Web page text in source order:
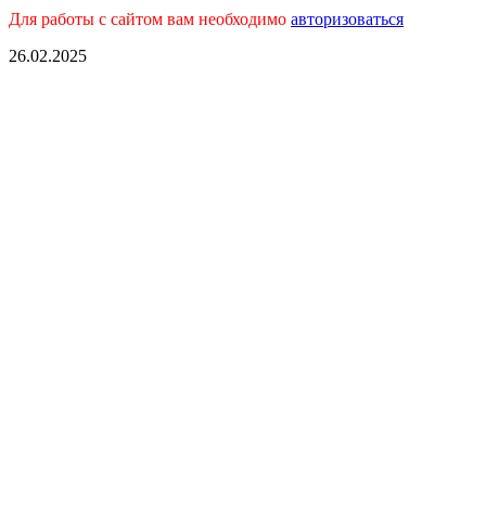
Для работы с сайтом вам необходимо авторизоваться
26.02.2025